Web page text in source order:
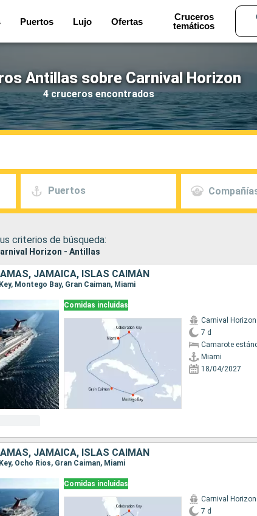
Puertos Lujo Ofertas
Cruceros
temáticos
Antillas sobre Carnival Horizon
4 cruceros encontrados
Puertos
criterios de búsqueda:
Horizon - Antillas
JAMAICA, ISLAS CAIMÁN
Montego Bay, Gran Caiman, Miami
Comidas incluidas
Carnival Horizon
7 d
Camarote
Miami
18/04/2027
JAMAICA, ISLAS CAIMÁN
Ocho Rios, Gran Caiman, Miami
Comidas incluidas
Carnival Horizon
7 d